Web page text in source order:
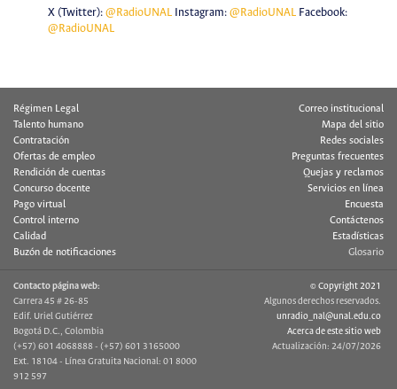
X (Twitter): @RadioUNALInstagram: @RadioUNALFacebook:
@RadioUNAL
Régimen Legal
Talento humano
Contratación
Ofertas de empleo
Rendición de cuentas
Concurso docente
Pago virtual
Control interno
Calidad
Buzón de notificaciones
Correo institucional
Mapa del sitio
Redes sociales
Preguntas frecuentes
Quejas y reclamos
Servicios en línea
Encuesta
Contáctenos
Estadísticas
Glosario
Contacto página web:
Carrera 45 # 26-85
Edif. Uriel Gutiérrez
Bogotá D.C., Colombia
(+57) 601 4068888 - (+57) 601 3165000
Ext. 18104 - Línea Gratuita Nacional: 01 8000
912 597
© Copyright 2021
Algunos derechos reservados.
unradio_nal@unal.edu.co
Acerca de este sitio web
Actualización: 24/07/2026